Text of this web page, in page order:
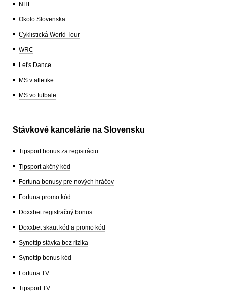
NHL
Okolo Slovenska
Cyklistická World Tour
WRC
Let's Dance
MS v atletike
MS vo futbale
Stávkové kancelárie na Slovensku
Tipsport bonus za registráciu
Tipsport akčný kód
Fortuna bonusy pre nových hráčov
Fortuna promo kód
Doxxbet registračný bonus
Doxxbet skaut kód a promo kód
Synottip stávka bez rizika
Synottip bonus kód
Fortuna TV
Tipsport TV